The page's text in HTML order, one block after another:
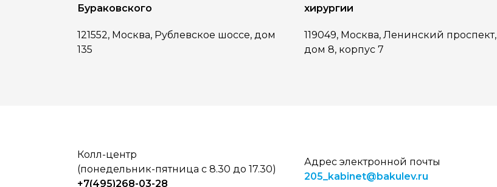
Бураковского
121552, Москва, Рублевское шоссе, дом
135
хирургии
119049, Москва, Ленинский проспект,
дом 8, корпус 7
Колл-центр
(понедельник-пятница с 8.30 до 17.30)
+7(495)268-03-28
Адрес электронной почты
205_kabinet@bakulev.ru